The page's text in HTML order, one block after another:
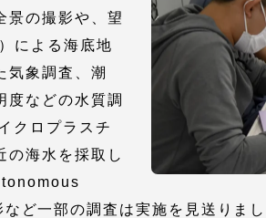
景の撮影や、望
による海底地
気象調査、潮
度などの水質調
クロプラスチ
の海水を採取し
一部の調査は実施を見送りま